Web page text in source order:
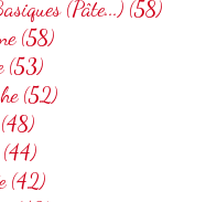
(pâte...) (58)
(58)
(53)
(52)
(42)